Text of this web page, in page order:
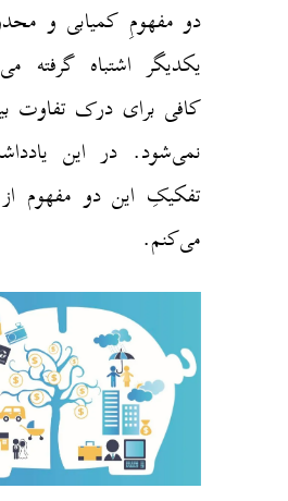
دو مفهومِ کمیابی و
یکدیگر اشتباه گرفته
کافی برای درک تفاوت
نمی‌شود. در این
تفکیکِ این دو مفهوم
می‌کنم.